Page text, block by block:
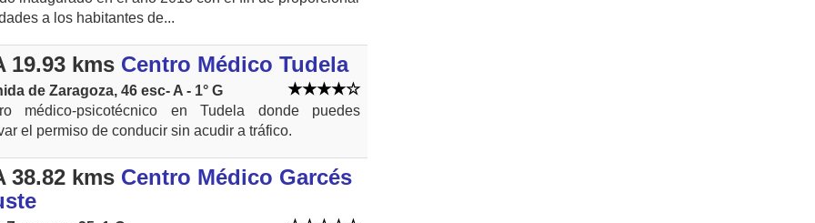
a los habitantes de...
19.93 kms Centro Médico Tudela
de Zaragoza, 46 esc- A - 1° G
médico-psicotécnico en Tudela donde puedes
el permiso de conducir sin acudir a tráfico.
38.82 kms Centro Médico Garcés